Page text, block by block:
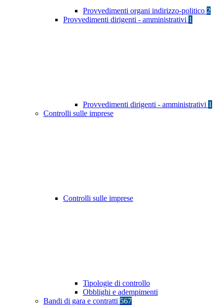
Provvedimenti organi indirizzo-politico 2
Provvedimenti dirigenti - amministrativi 1
Provvedimenti dirigenti - amministrativi 1
Controlli sulle imprese
Controlli sulle imprese
Tipologie di controllo
Obblighi e adempimenti
Bandi di gara e contratti 567